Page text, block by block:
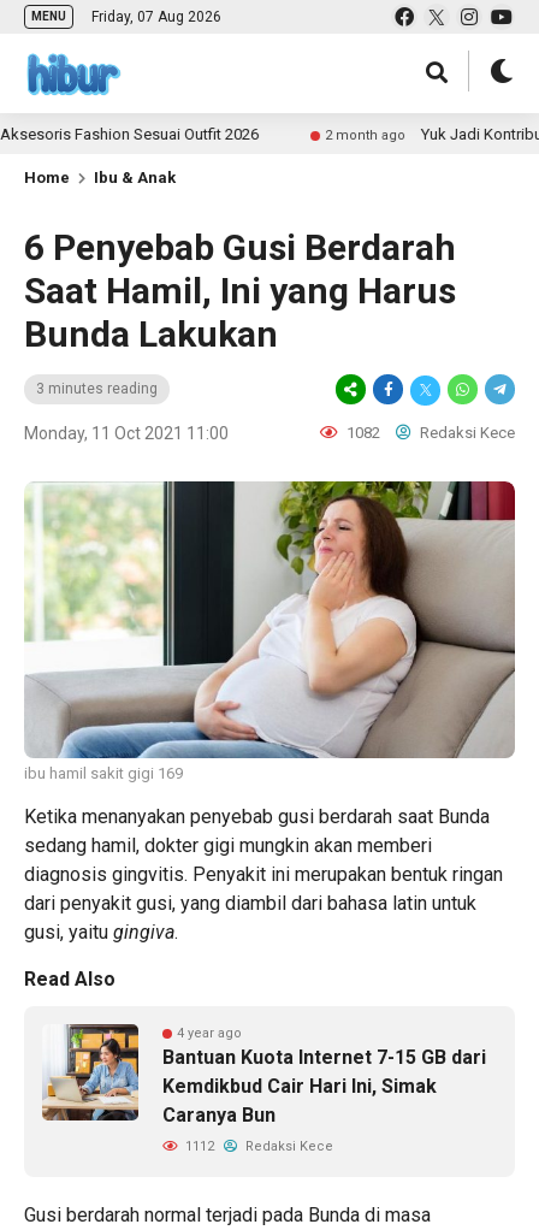
MENU Friday, 07 Aug 2026
Fashion Sesuai Outfit 2026 2 month ago Yuk Jadi Kontributor
Home Ibu & Anak
6 Penyebab Gusi Berdarah
Saat Hamil, Ini yang Harus
Bunda Lakukan
3 minutes reading
Monday, 11 Oct 2021 11:00 1082 Redaksi Kece
ibu hamil sakit gigi 169
Ketika menanyakan penyebab gusi berdarah saat Bunda
sedang hamil, dokter gigi mungkin akan memberi
diagnosis gingvitis. Penyakit ini merupakan bentuk ringan
dari penyakit gusi, yang diambil dari bahasa latin untuk
gusi, yaitu gingiva.
Read Also
4 year ago
Bantuan Kuota Internet 7-15 GB dari
Kemdikbud Cair Hari Ini, Simak
Caranya Bun
1112 Redaksi Kece
Gusi berdarah normal terjadi pada Bunda di masa